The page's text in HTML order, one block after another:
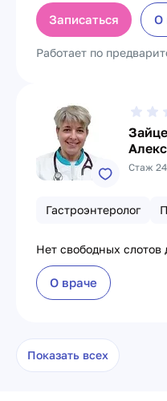
Записаться О
Работает по
Стаж
Гастроэнтеролог
Нет свободных слотов
О враче
Показать всех